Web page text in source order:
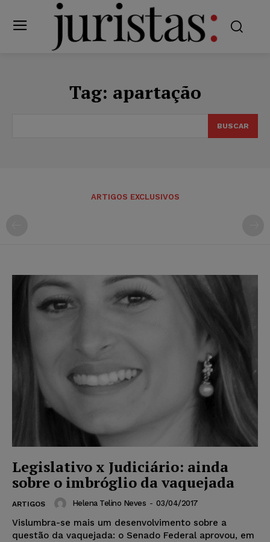
Tag: apartação
BUSCAR
ARTIGOS EXCLUSIVOS
Legislativo x Judiciário: ainda
sobre o imbróglio da vaquejada
ARTIGOS Helena Telino Neves - 03/04/2017
Vislumbra-se mais um desenvolvimento sobre a
questão da vaquejada: o Senado Federal aprovou, em